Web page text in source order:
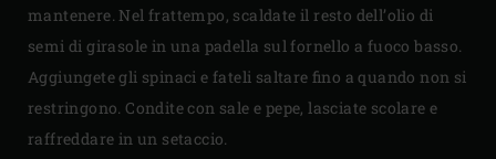
mantenere. Nel frattempo, scaldate il resto dell’olio di
semi di girasole in una padella sul fornello a fuoco basso.
Aggiungete gli spinaci e fateli saltare fino a quando non si
restringono. Condite con sale e pepe, lasciate scolare e
raffreddare in un setaccio.